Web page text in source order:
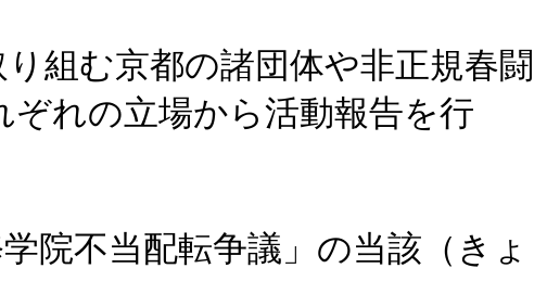
組む京都の諸団体や非正規春闘
れの立場から活動報告を行
院不当配転争議」の当該（きょ